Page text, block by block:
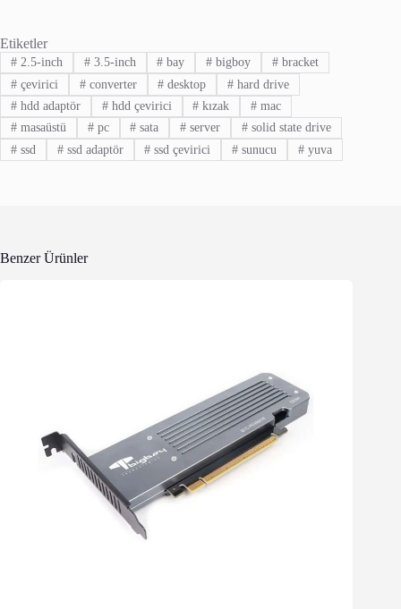
Etiketler
#2.5-inch #3.5-inch # bay # bigboy # bracket
#çevirici #converter # desktop # hard drive
#hdd adaptör #hdd çevirici # kızak # mac
#masaüstü #pc # sata # server # solid state drive
#ssd #ssd adaptör # ssd çevirici # sunucu # yuva
Benzer Ürünler